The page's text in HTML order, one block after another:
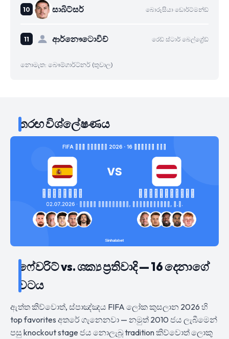
සාබිට්සර් බොරූසියා ඩොර්ට්මන්ඩ්
ආර්නෞටොවිච් රෙඩ් ස්ටාර් බෙල්ග්‍රේඩ්
නොමැත: බෞම්ගාර්ට්නර් (තුවාල)
තරඟ විශ්ලේෂණය
ෆේවරිට් vs. ශක්‍ය ප්‍රතිවාදි — 16 දෙනාගේ
වටය
ඇත්ත කිව්වොත්, ස්පාඤ්ඤය FIFA ලෝක කුසලාන 2026 හි
top favorites අතරේ ගැනෙනවා — නමුත් 2010 ජය ලැබීමෙන්
පසු knockout stage ජය නොලැබූ tradition කිව්වොත් ලොකු